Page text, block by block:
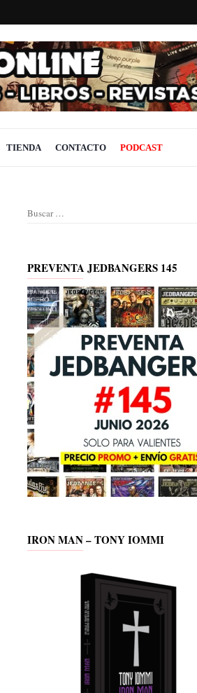
TIENDA CONTACTO PODCAST
Buscar:
PREVENTA JEDBANGERS 145
IRON MAN – TONY IOMMI